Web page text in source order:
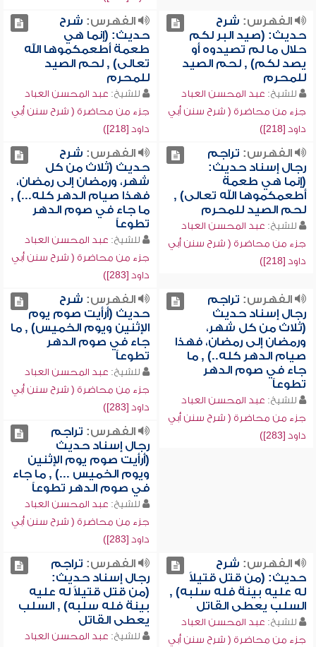
الفهرس: شرح
حديث: (صيد البر لكم
حلال ما لم تصيدوه أو
يصد لكم) , لحم الصيد
للمحرم
للشيخ: عبد المحسن العباد
جزء من محاضرة ( شرح سنن أبي
داود [218])
الفهرس: شرح
حديث: (إنما هي
طعمة أطعمكموها الله
تعالى) , لحم الصيد
للمحرم
للشيخ: عبد المحسن العباد
جزء من محاضرة ( شرح سنن أبي
داود [218])
الفهرس: تراجم
رجال إسناد حديث:
(إنما هي طعمة
أطعمكموها الله تعالى) ,
لحم الصيد للمحرم
للشيخ: عبد المحسن العباد
جزء من محاضرة ( شرح سنن أبي
داود [218])
الفهرس: شرح
حديث (ثلاث من كل
شهر، ورمضان إلى رمضان،
فهذا صيام الدهر كله...) ,
ما جاء في صوم الدهر
تطوعاً
للشيخ: عبد المحسن العباد
جزء من محاضرة ( شرح سنن أبي
داود [283])
الفهرس: تراجم
رجال إسناد حديث
(ثلاث من كل شهر،
ورمضان إلى رمضان، فهذا
صيام الدهر كله..) , ما
جاء في صوم الدهر
تطوعاً
للشيخ: عبد المحسن العباد
جزء من محاضرة ( شرح سنن أبي
داود [283])
الفهرس: شرح
حديث (أرأيت صوم يوم
الإثنين ويوم الخميس) , ما
جاء في صوم الدهر
تطوعاً
للشيخ: عبد المحسن العباد
جزء من محاضرة ( شرح سنن أبي
داود [283])
الفهرس: تراجم
رجال إسناد حديث
(أرأيت صوم يوم الإثنين
ويوم الخميس ...) , ما جاء
في صوم الدهر تطوعاً
للشيخ: عبد المحسن العباد
جزء من محاضرة ( شرح سنن أبي
داود [283])
الفهرس: شرح
حديث: (من قتل قتيلاً
له عليه بينة فله سلبه) ,
السلب يعطى القاتل
للشيخ: عبد المحسن العباد
جزء من محاضرة ( شرح سنن أبي
الفهرس: تراجم
رجال إسناد حديث:
(من قتل قتيلاً له عليه
بينة فله سلبه) , السلب
يعطى القاتل
للشيخ: عبد المحسن العباد